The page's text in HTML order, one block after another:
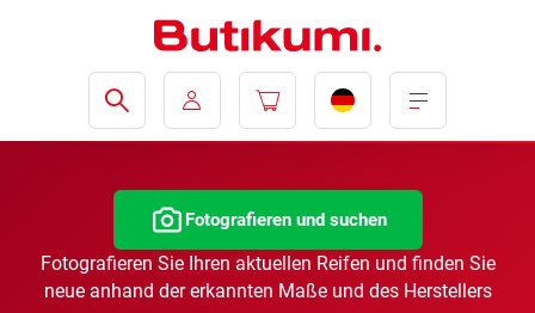
Fotografieren und suchen
Fotografieren Sie Ihren aktuellen Reifen und finden Sie
neue anhand der erkannten Maße und des Herstellers